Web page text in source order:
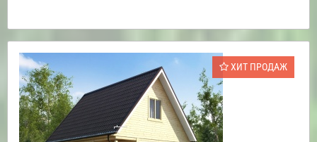
ХИТ ПРОДАЖ